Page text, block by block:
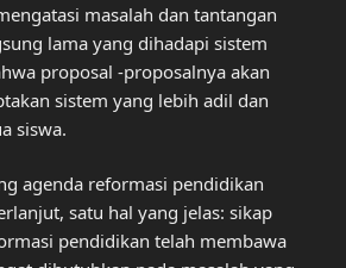
masalah dan tantangan
lama yang dihadapi sistem
proposal -proposalnya akan
sistem yang lebih adil dan
siswa.
agenda reformasi pendidikan
satu hal yang jelas: sikap
pendidikan telah membawa